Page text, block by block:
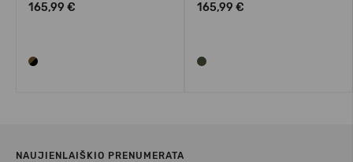
165,99 € 165,99 €
NAUJIENLAIŠKIO PRENUMERATA